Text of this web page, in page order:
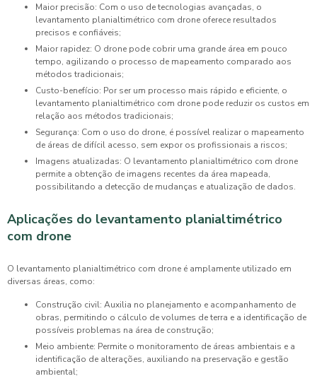
Maior precisão: Com o uso de tecnologias avançadas, o
levantamento planialtimétrico com drone oferece resultados
precisos e confiáveis;
Maior rapidez: O drone pode cobrir uma grande área em pouco
tempo, agilizando o processo de mapeamento comparado aos
métodos tradicionais;
Custo-benefício: Por ser um processo mais rápido e eficiente, o
levantamento planialtimétrico com drone pode reduzir os custos em
relação aos métodos tradicionais;
Segurança: Com o uso do drone, é possível realizar o mapeamento
de áreas de difícil acesso, sem expor os profissionais a riscos;
Imagens atualizadas: O levantamento planialtimétrico com drone
permite a obtenção de imagens recentes da área mapeada,
possibilitando a detecção de mudanças e atualização de dados.
Aplicações do levantamento planialtimétrico
com drone
O levantamento planialtimétrico com drone é amplamente utilizado em
diversas áreas, como:
Construção civil: Auxilia no planejamento e acompanhamento de
obras, permitindo o cálculo de volumes de terra e a identificação de
possíveis problemas na área de construção;
Meio ambiente: Permite o monitoramento de áreas ambientais e a
identificação de alterações, auxiliando na preservação e gestão
ambiental;